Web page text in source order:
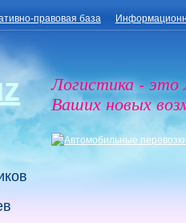
правовая база
Логистика - это
Ваших новых